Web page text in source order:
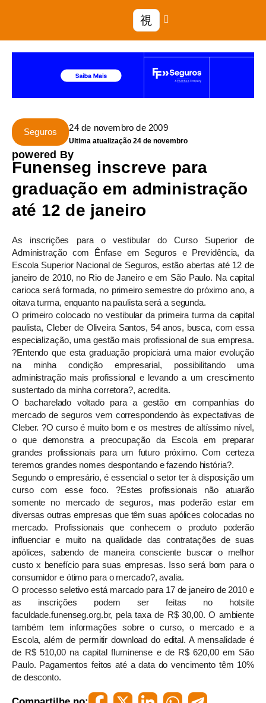
Seguros 24 de novembro de 2009
Ultima atualização 24 de novembro
powered By
Funenseg inscreve para
graduação em administração
até 12 de janeiro
As inscrições para o vestibular do Curso Superior de
Administração com Ênfase em Seguros e Previdência, da
Escola Superior Nacional de Seguros, estão abertas até 12 de
janeiro de 2010, no Rio de Janeiro e em São Paulo. Na capital
carioca será formada, no primeiro semestre do próximo ano, a
oitava turma, enquanto na paulista será a segunda.
O primeiro colocado no vestibular da primeira turma da capital
paulista, Cleber de Oliveira Santos, 54 anos, busca, com essa
especialização, uma gestão mais profissional de sua empresa.
?Entendo que esta graduação propiciará uma maior evolução
na minha condição empresarial, possibilitando uma
administração mais profissional e levando a um crescimento
sustentado da minha corretora?, acredita.
O bacharelado voltado para a gestão em companhias do
mercado de seguros vem correspondendo às expectativas de
Cleber. ?O curso é muito bom e os mestres de altíssimo nível,
o que demonstra a preocupação da Escola em preparar
grandes profissionais para um futuro próximo. Com certeza
teremos grandes nomes despontando e fazendo história?.
Segundo o empresário, é essencial o setor ter à disposição um
curso com esse foco. ?Estes profissionais não atuarão
somente no mercado de seguros, mas poderão estar em
diversas outras empresas que têm suas apólices colocadas no
mercado. Profissionais que conhecem o produto poderão
influenciar e muito na qualidade das contratações de suas
apólices, sabendo de maneira consciente buscar o melhor
custo x benefício para suas empresas. Isso será bom para o
consumidor e ótimo para o mercado?, avalia.
O processo seletivo está marcado para 17 de janeiro de 2010 e
as inscrições podem ser feitas no hotsite
faculdade.funenseg.org.br, pela taxa de R$ 30,00. O ambiente
também tem informações sobre o curso, o mercado e a
Escola, além de permitir download do edital. A mensalidade é
de R$ 510,00 na capital fluminense e de R$ 620,00 em São
Paulo. Pagamentos feitos até a data do vencimento têm 10%
de desconto.